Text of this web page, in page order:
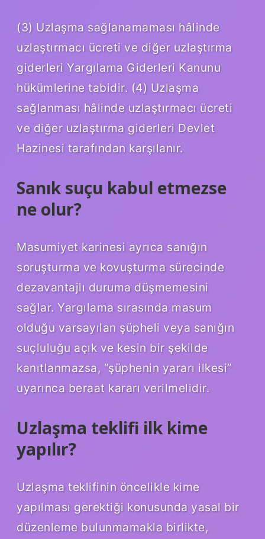
(3) Uzlaşma sağlanamaması hâlinde
uzlaştırmacı ücreti ve diğer uzlaştırma
giderleri Yargılama Giderleri Kanunu
hükümlerine tabidir. (4) Uzlaşma
sağlanması hâlinde uzlaştırmacı ücreti
ve diğer uzlaştırma giderleri Devlet
Hazinesi tarafından karşılanır.
Sanık suçu kabul etmezse
ne olur?
Masumiyet karinesi ayrıca sanığın
soruşturma ve kovuşturma sürecinde
dezavantajlı duruma düşmemesini
sağlar. Yargılama sırasında masum
olduğu varsayılan şüpheli veya sanığın
suçluluğu açık ve kesin bir şekilde
kanıtlanmazsa, “şüphenin yararı ilkesi”
uyarınca beraat kararı verilmelidir.
Uzlaşma teklifi ilk kime
yapılır?
Uzlaşma teklifinin öncelikle kime
yapılması gerektiği konusunda yasal bir
düzenleme bulunmamakla birlikte,